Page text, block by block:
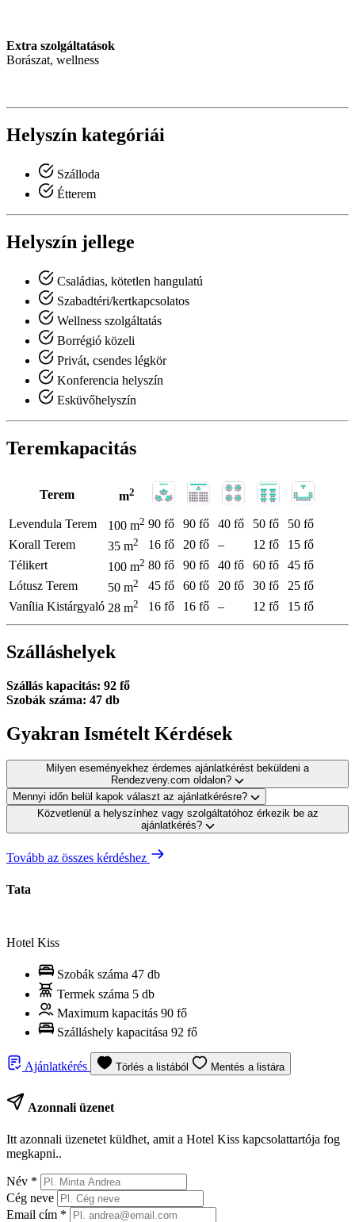
Extra szolgáltatások
Borászat, wellness
Helyszín kategóriái
Szálloda
Étterem
Helyszín jellege
Családias, kötetlen hangulatú
Szabadtéri/kertkapcsolatos
Wellness szolgáltatás
Borrégió közeli
Privát, csendes légkör
Konferencia helyszín
Esküvőhelyszín
Teremkapacitás
Terem m2
Levendula Terem 100 m2 90 fő 90 fő 40 fő 50 fő
50 fő
Korall Terem
35 m2 16 fő 20 fő – 12 fő
15 fő
Télikert
100 m2 80 fő 90 fő 40 fő 60 fő
45 fő
Lótusz Terem
50 m2 45 fő 60 fő 20 fő 30 fő
25 fő
Vanília Kistárgyaló 28 m2 16 fő 16 fő – 12 fő 15 fő
Szálláshelyek
Szállás kapacitás: 92 fő
Szobák száma: 47 db
Gyakran Ismételt Kérdések
Milyen eseményekhez érdemes ajánlatkérést beküldeni a
Rendezveny.com oldalon?
Mennyi időn belül kapok választ az ajánlatkérésre?
Közvetlenül a helyszínhez vagy szolgáltatóhoz érkezik be az
ajánlatkérés?
Tovább az összes kérdéshez
Tata
Hotel Kiss
Szobák száma 47 db
Termek száma 5 db
Maximum kapacitás 90 fő
Szálláshely kapacitása 92 fő
Ajánlatkérés Törlés a listából Mentés a listára
Azonnali üzenet
Itt azonnali üzenetet küldhet, amit a Hotel Kiss kapcsolattartója fog
megkapni..
Név *
Cég neve
Email cím *